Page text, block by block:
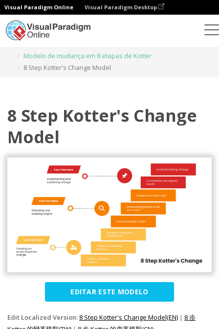
Visual Paradigm Online Visual Paradigm Desktop
Modelo de mudança em 8 etapas de Kotter
8 Step Kotter's Change Model
8 Step Kotter's Change
Model
EDITAR ESTE MODELO
Edit Localized Version: 8 Step Kotter's Change Model(EN) | 8 步